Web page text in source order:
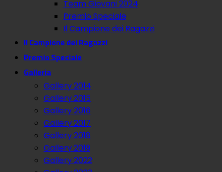
Team Giovani 2024
Premio Speciale
Il Campione dei Ragazzi
Il Campione dei Ragazzi
Premio Speciale
Galleria
Gallery 2014
Gallery 2015
Gallery 2016
Gallery 2017
Gallery 2018
Gallery 2019
Gallery 2022